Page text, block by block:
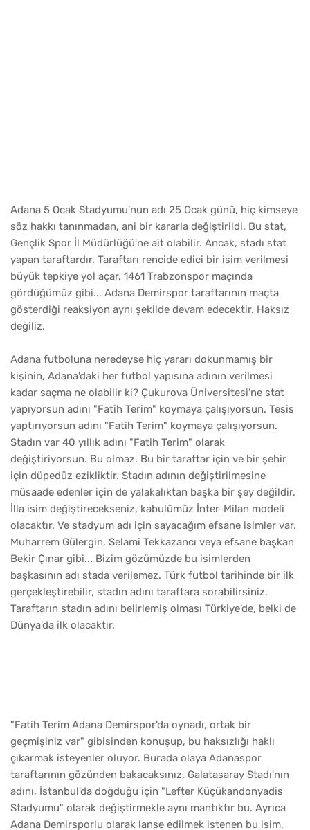
Adana 5 Ocak Stadyumu'nun adı 25 Ocak günü, hiç kimseye
söz hakkı tanınmadan, ani bir kararla değiştirildi. Bu stat,
Gençlik Spor İl Müdürlüğü'ne ait olabilir. Ancak, stadı stat
yapan taraftardır. Taraftarı rencide edici bir isim verilmesi
büyük tepkiye yol açar, 1461 Trabzonspor maçında
gördüğümüz gibi... Adana Demirspor taraftarının maçta
gösterdiği reaksiyon aynı şekilde devam edecektir. Haksız
değiliz.
Adana futboluna neredeyse hiç yararı dokunmamış bir
kişinin, Adana'daki her futbol yapısına adının verilmesi
kadar saçma ne olabilir ki? Çukurova Üniversitesi'ne stat
yapıyorsun adını "Fatih Terim" koymaya çalışıyorsun. Tesis
yaptırıyorsun adını "Fatih Terim" koymaya çalışıyorsun.
Stadın var 40 yıllık adını "Fatih Terim" olarak
değiştiriyorsun. Bu olmaz. Bu bir taraftar için ve bir şehir
için düpedüz ezikliktir. Stadın adının değiştirilmesine
müsaade edenler için de yalakalıktan başka bir şey değildir.
İlla isim değiştirecekseniz, kabulümüz İnter-Milan modeli
olacaktır. Ve stadyum adı için sayacağım efsane isimler var.
Muharrem Gülergin, Selami Tekkazancı veya efsane başkan
Bekir Çınar gibi... Bizim gözümüzde bu isimlerden
başkasının adı stada verilemez. Türk futbol tarihinde bir ilk
gerçekleştirebilir, stadın adını taraftara sorabilirsiniz.
Taraftarın stadın adını belirlemiş olması Türkiye'de, belki de
Dünya'da ilk olacaktır.
"Fatih Terim Adana Demirspor'da oynadı, ortak bir
geçmişiniz var" gibisinden konuşup, bu haksızlığı haklı
çıkarmak isteyenler oluyor. Burada olaya Adanaspor
taraftarının gözünden bakacaksınız. Galatasaray Stadı'nın
adını, İstanbul'da doğduğu için "Lefter Küçükandonyadis
Stadyumu" olarak değiştirmekle aynı mantıktır bu. Ayrıca
Adana Demirsporlu olarak lanse edilmek istenen bu isim,